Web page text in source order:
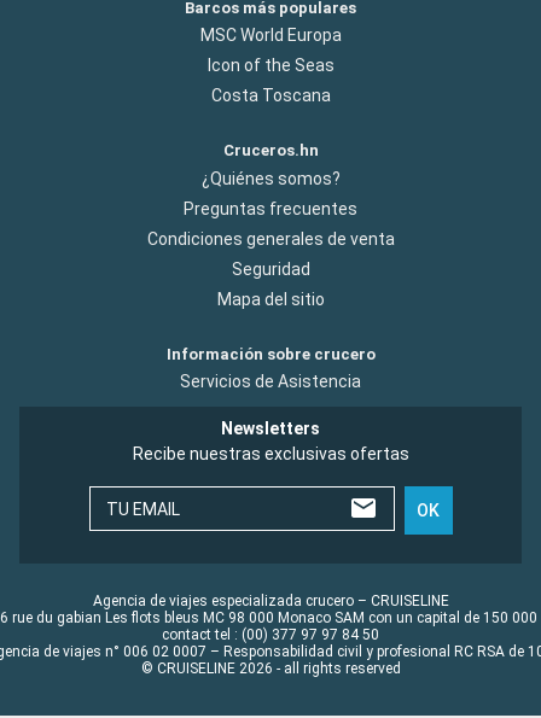
Barcos más populares
MSC World Europa
Icon of the Seas
Costa Toscana
Cruceros.hn
¿Quiénes somos?
Preguntas frecuentes
Condiciones generales de venta
Seguridad
Mapa del sitio
Información sobre crucero
Servicios de Asistencia
Newsletters
Recibe nuestras exclusivas ofertas
TU EMAIL OK
Agencia de viajes especializada crucero – CRUISELINE
rue du gabian Les flots bleus MC 98 000 Monaco SAM con un capital de 150 000
contact tel : (00) 377 97 97 84 50
de viajes n° 006 02 0007 – Responsabilidad civil y profesional RC RSA de
© CRUISELINE 2026 - all rights reserved